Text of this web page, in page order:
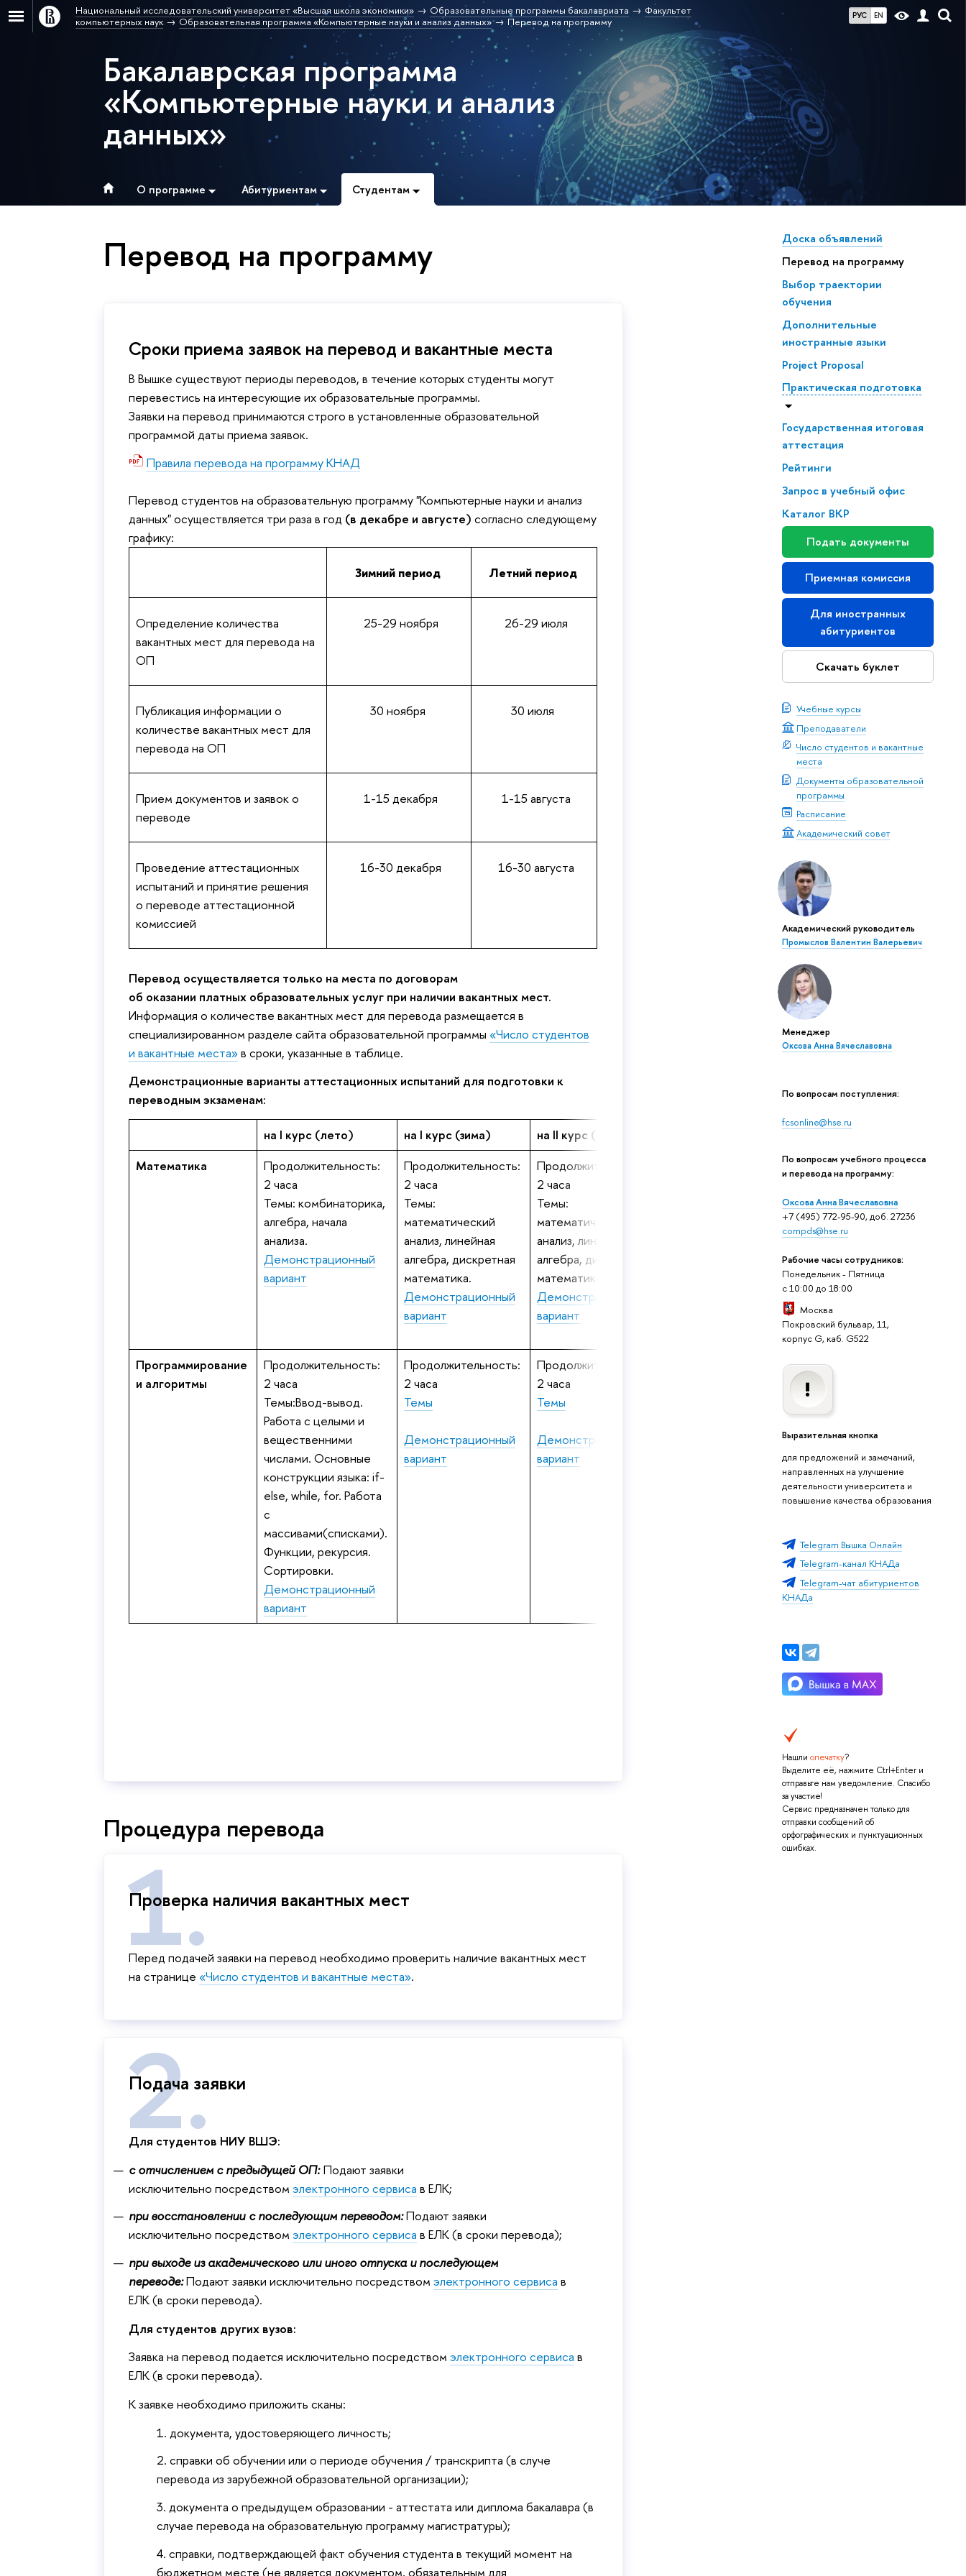
РУС EN
Национальный исследовательский университет «Высшая школа экономики» Образовательные программы бакалавриата
Факультет
компьютерных наук
Образовательная программа «Компьютерные науки и анализ данных» Перевод на программу
Бакалаврская программа
«Компьютерные науки и анализ
данных»
О программе Абитуриентам Студентам
Доска объявлений
Перевод на программу
ыбор траектории
обучения
Дополнительные
иностранные языки
Project Proposal
Практическая подготовка
Государственная итоговая
аттестация
Рейтинги
Запрос в учебный офис
Каталог ВКР
Подать документы
Приемная комиссия
Для иностранных
абитуриенто
Скачать буклет
Учебные курсы
Преподаватели
Число студентов и вакантные
места
Документы образовательной
программы
Расписание
Академический совет
Академический руководитель
Промыслов Валентин Валерьевич
Менеджер
Оксова Анна Вячеславовна
По вопросам поступления:
fcsonline@hse.ru
По вопросам учебного процесса
и перевода на программу:
Оксова Анна Вячеславовна
+7 (495) 772-95-90, доб. 27236
compds@hse.ru
Рабочие часы сотрудников:
Понедельник - Пятница
c 10:00 до 18:00
Москва
Покровский бульвар, 11,
корпус G, каб. G522
ыразительная кнопка
для предложений и замечаний,
направленных на улучшение
деятельности университета и
повышение качества образования
Telegram Вышка Онлайн
Telegram-канал КНАДа
Telegram-чат абитуриенто
КНАДа
Нашли опечатку?
ыделите её, нажмите Ctrl+Enter и
отправьте нам уведомление. Спасибо
за участие!
Сервис предназначен только для
отправки сообщений о
орфографических и пунктуационных
ошибках.
Перевод на программу
Сроки приема заявок на перевод и вакантные места
ышке существуют периоды переводов, в течение которых студенты могут
перевестись на интересующие их образовательные программы.
Заявки на перевод принимаются строго в установленные образовательной
программой даты приема заявок.
Правила перевода на программу КНАД
Перевод студентов на образовательную программу "Компьютерные науки и анализ
данных" осуществляется три раза в год (в декабре и августе)согласно следующему
рафику:
Зимний период Летний период
Определение количества
акантных мест для перевода на
ОП
25-29 ноября 26-29 июля
Публикация информации о
количестве вакантных мест для
перевода на ОП
30 ноября 30 июля
Прием документов и заявок о
переводе
1-15 декабря 1-15 августа
Проведение аттестационных
испытаний и принятие решения
о переводе аттестационной
комиссией
16-30 декабря 16-30 августа
Перевод осуществляется только на места по договорам
об оказании платных образовательных услуг при наличии вакантных мест.
Информация о количестве вакантных мест для перевода размещается
специализированном разделе сайта образовательной программы «Число студенто
и вакантные места»сроки, указанные в таблице.
Демонстрационные варианты аттестационных испытаний для подготовки к
переводным экзаменам:
на I курс (лето) на I курс (зима) на II курс (лето)
Математика
Продолжительность:
2 часа
Темы: комбинаторика,
алгебра, начала
анализа.
Демонстрационный
ариант
Продолжительность:
2 часа
Темы:
математический
анализ, линейная
алгебра, дискретная
математика.
Демонстрационный
ариант
Продолжительность:
2 часа
Темы:
математический
анализ, линейная
алгебра, дискретная
математика.
Демонстрационный
ариант
Продолжительность:
Программирование
и алгоритмы
Продолжительность:
2 часа
Темы:Ввод-вывод.
Работа с целыми и
ещественними
числами. Основные
конструкции языка: if-
else, while, for. Работа
с
массивами(списками).
Функции, рекурсия.
Сортировки.
Демонстрационный
ариант
Продолжительность:
2 часа
Темы
Демонстрационный
ариант
Продолжительность:
2 часа
Темы
Демонстрационный
ариант
Продолжительность:
Процедура перевода
Проверка наличия вакантных мест
Перед подачей заявки на перевод необходимо проверить наличие вакантных мест
на странице «Число студентов и вакантные места».
Подача заявки
Для студентов НИУ ВШЭ:
с отчислением с предыдущей ОП: Подают заявки
исключительно посредствомэлектронного сервиса ЕЛК;
при восстановлении с последующим переводом:Подают заявки
исключительно посредствомэлектронного сервиса ЕЛК (в сроки перевода);
при выходе из академического или иного отпуска и последующем
переводе:Подают заявки исключительно посредствомэлектронного сервиса
ЕЛК (в сроки перевода).
Для студентов других вузов:
Заявка на перевод подается исключительно посредствомэлектронного сервиса
ЕЛК (в сроки перевода).
К заявке необходимо приложить сканы:
документа, удостоверяющего личность;
справки об обучении или о периоде обучения / транскрипта (в случе
перевода из зарубежной образовательной организации);
документа о предыдущем образовании - аттестата или диплома бакалавра (
случае перевода на образовательную программу магистратуры);
справки, подтверждающей факт обучения студента в текущий момент на
юджетном месте (не является документом, обязательным для